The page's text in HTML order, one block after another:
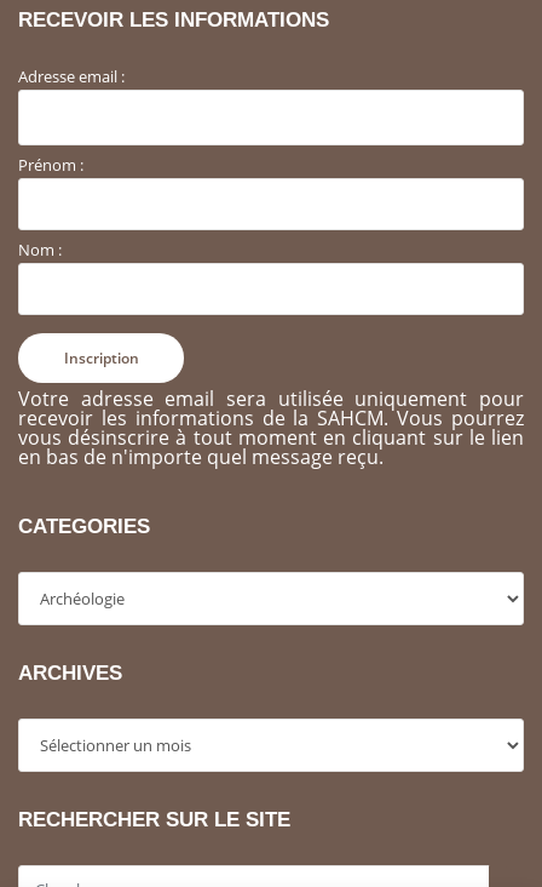
RECEVOIR LES INFORMATIONS
Adresse email :
Prénom :
Nom :
Votre adresse email sera utilisée uniquement pour
recevoir les informations de la SAHCM. Vous pourrez
vous désinscrire à tout moment en cliquant sur le lien
en bas de n'importe quel message reçu.
CATEGORIES
ARCHIVES
RECHERCHER SUR LE SITE